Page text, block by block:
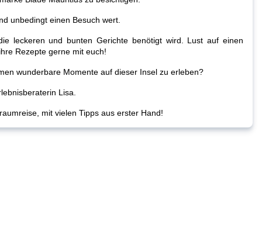
unbedingt einen Besuch wert.
leckeren und bunten Gerichte benötigt wird. Lust auf einen
Rezepte gerne mit euch!
wunderbare Momente auf dieser Insel zu erleben?
Lisa.
mit vielen Tipps aus erster Hand!